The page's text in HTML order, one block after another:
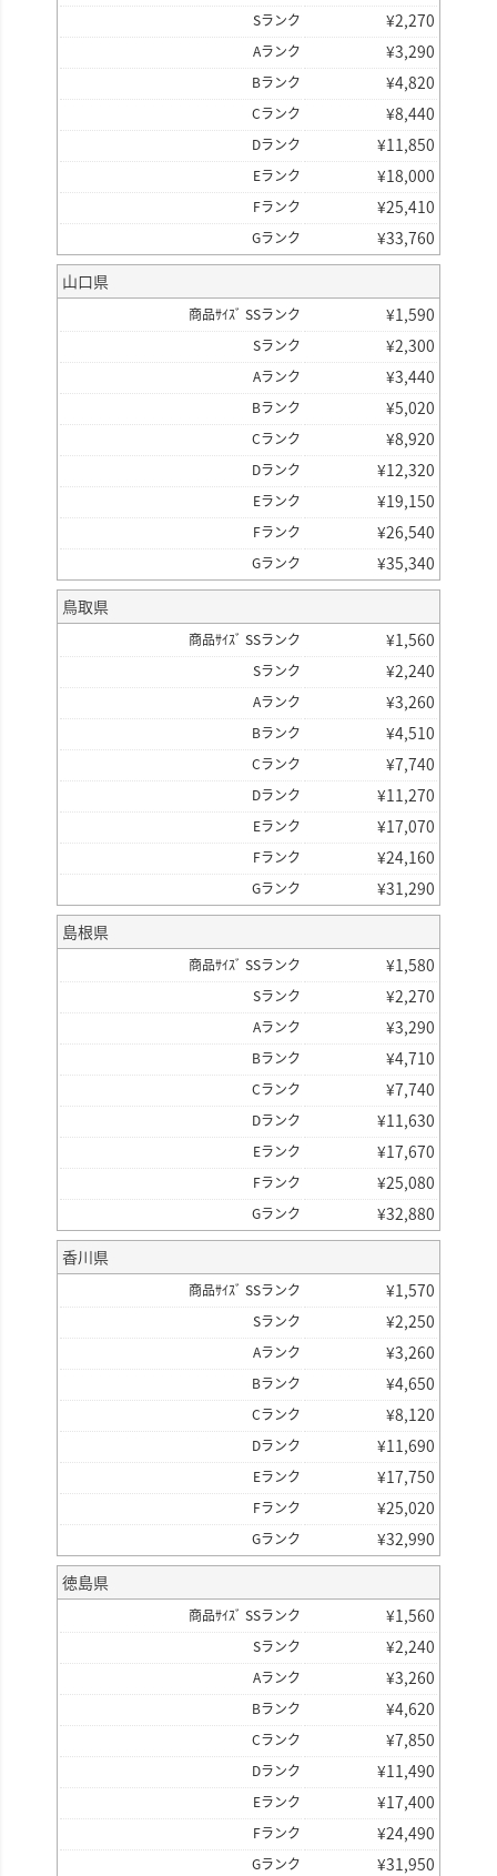
Sランク ¥2,270
Aランク ¥3,290
Bランク ¥4,820
Cランク ¥8,440
Dランク ¥11,850
Eランク ¥18,000
Fランク ¥25,410
Gランク ¥33,760
山口県
商品ｻｲｽﾞ SSランク ¥1,590
Sランク ¥2,300
Aランク ¥3,440
Bランク ¥5,020
Cランク ¥8,920
Dランク ¥12,320
Eランク ¥19,150
Fランク ¥26,540
Gランク ¥35,340
鳥取県
商品ｻｲｽﾞ SSランク ¥1,560
Sランク ¥2,240
Aランク ¥3,260
Bランク ¥4,510
Cランク ¥7,740
Dランク ¥11,270
Eランク ¥17,070
Fランク ¥24,160
Gランク ¥31,290
島根県
商品ｻｲｽﾞ SSランク ¥1,580
Sランク ¥2,270
Aランク ¥3,290
Bランク ¥4,710
Cランク ¥7,740
Dランク ¥11,630
Eランク ¥17,670
Fランク ¥25,080
Gランク ¥32,880
香川県
商品ｻｲｽﾞ SSランク ¥1,570
Sランク ¥2,250
Aランク ¥3,260
Bランク ¥4,650
Cランク ¥8,120
Dランク ¥11,690
Eランク ¥17,750
Fランク ¥25,020
Gランク ¥32,990
徳島県
商品ｻｲｽﾞ SSランク ¥1,560
Sランク ¥2,240
Aランク ¥3,260
Bランク ¥4,620
Cランク ¥7,850
Dランク ¥11,490
Eランク ¥17,400
Fランク ¥24,490
Gランク ¥31,950